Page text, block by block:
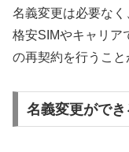
名義変更は必要な
格安SIMやキャリア
の再契約を行うこと
名義変更がで